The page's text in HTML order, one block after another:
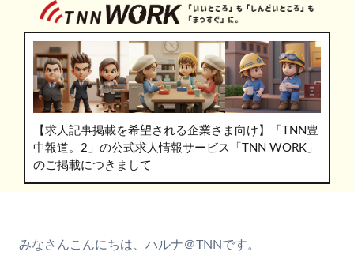
【求人記事掲載を希望される企業さま向け】「TNN豊
中報道。2」の公式求人情報サービス「TNN WORK」
のご掲載につきまして
みなさんこんにちは、ハルナ＠TNNです。